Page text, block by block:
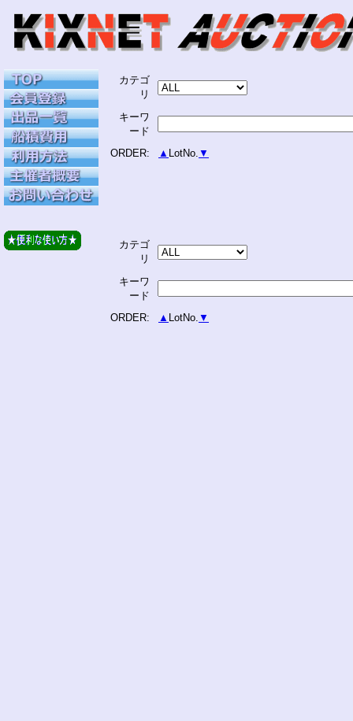
カテゴ
リ
キーワ
ード
ORDER:
▲ LotNo. ▼
カテゴ
リ
キーワ
ード
ORDER:
▲ LotNo. ▼